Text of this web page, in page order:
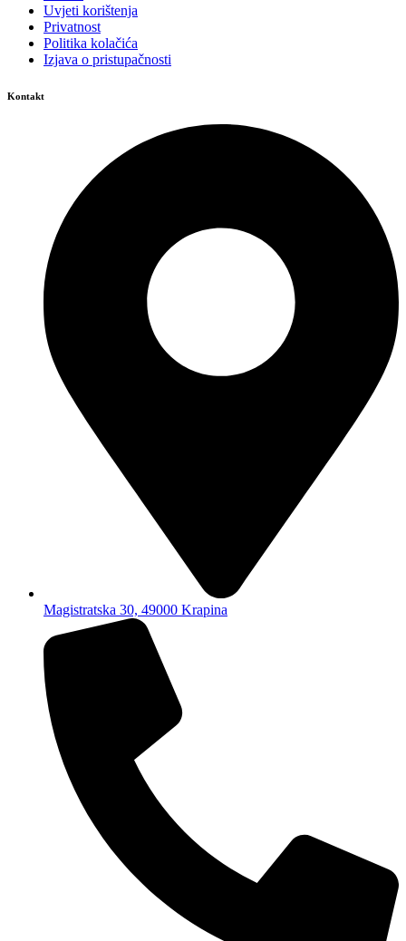
Uvjeti korištenja
Privatnost
Politika kolačića
Izjava o pristupačnosti
Kontakt
Magistratska 30, 49000 Krapina